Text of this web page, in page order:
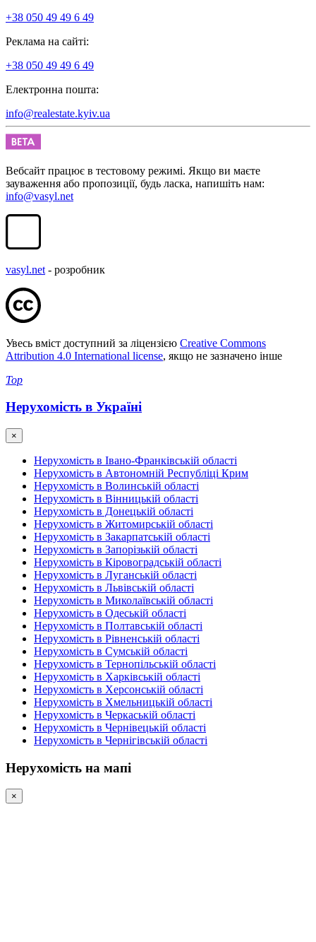
+38 050 49 49 6 49
Реклама на сайті:
+38 050 49 49 6 49
Електронна пошта:
info@realestate.kyiv.ua
Вебсайт працює в тестовому режимі. Якщо ви маєте
зауваження або пропозиції, будь ласка, напишіть нам:
info@vasyl.net
vasyl.net - розробник
Увесь вміст доступний за ліцензією Creative Commons
Attribution 4.0 International license, якщо не зазначено інше
Top
Нерухомість в Україні
×
Нерухомість в Івано-Франківській області
Нерухомість в Автономній Республіці Крим
Нерухомість в Волинській області
Нерухомість в Вінницькій області
Нерухомість в Донецькій області
Нерухомість в Житомирській області
Нерухомість в Закарпатській області
Нерухомість в Запорізькій області
Нерухомість в Кіровоградській області
Нерухомість в Луганській області
Нерухомість в Львівській області
Нерухомість в Миколаївській області
Нерухомість в Одеській області
Нерухомість в Полтавській області
Нерухомість в Рівненській області
Нерухомість в Сумській області
Нерухомість в Тернопільській області
Нерухомість в Харківській області
Нерухомість в Херсонській області
Нерухомість в Хмельницькій області
Нерухомість в Черкаській області
Нерухомість в Чернівецькій області
Нерухомість в Чернігівській області
Нерухомість на мапі
×